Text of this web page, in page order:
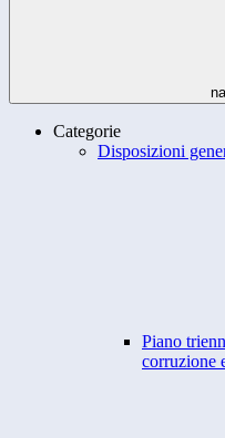
Categorie
Disposizioni
Piano
corruzione